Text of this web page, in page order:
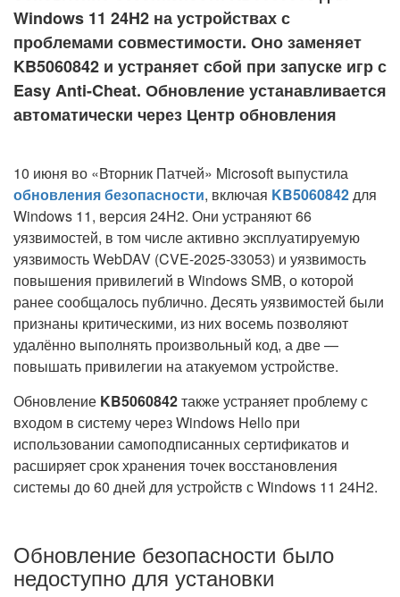
Windows 11 24H2 на устройствах с
проблемами совместимости. Оно заменяет
KB5060842 и устраняет сбой при запуске игр с
Easy Anti-Cheat. Обновление устанавливается
автоматически через Центр обновления
10 июня во «Вторник Патчей» Microsoft выпустила
обновления безопасности, включая KB5060842для
Windows 11, версия 24H2. Они устраняют 66
уязвимостей, в том числе активно эксплуатируемую
уязвимость WebDAV (CVE-2025-33053) и уязвимость
повышения привилегий в Windows SMB, о которой
ранее сообщалось публично. Десять уязвимостей были
признаны критическими, из них восемь позволяют
удалённо выполнять произвольный код, а две —
повышать привилегии на атакуемом устройстве.
Обновление KB5060842также устраняет проблему с
входом в систему через Windows Hello при
использовании самоподписанных сертификатов и
расширяет срок хранения точек восстановления
системы до 60 дней для устройств с Windows 11 24H2.
Обновление безопасности было
недоступно для установки